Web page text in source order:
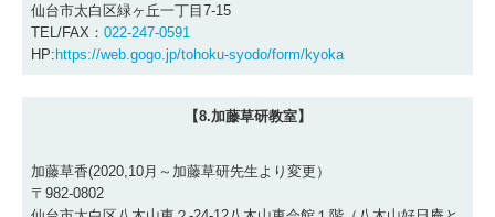
仙台市太白区緑ヶ丘一丁目7-15
TEL/FAX： 022-247-0591
HP:https://web.gogo.jp/tohoku-syodo/form/kyoka
【8.加藤草研教室】
加藤草香(2020,10月～加藤草研先生より変更）
〒982-0802